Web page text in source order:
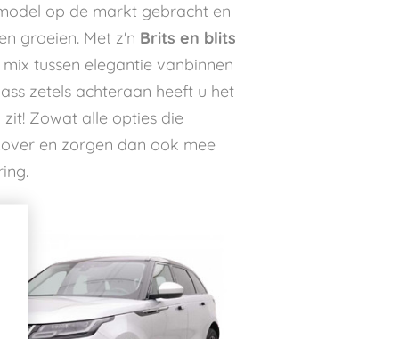
op de markt gebracht en
groeien. Met z'n Brits en blits
tussen elegantie vanbinnen
zetels achteraan heeft u het
Zowat alle opties die
en zorgen dan ook mee